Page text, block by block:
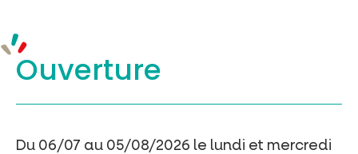
Ouverture
Du 06/07 au 05/08/2026 le lundi et mercredi